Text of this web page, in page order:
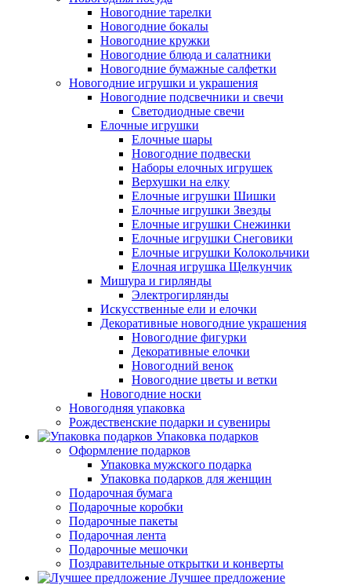
Новогодние тарелки
Новогодние бокалы
Новогодние кружки
Новогодние блюда и салатники
Новогодние бумажные салфетки
Новогодние игрушки и украшения
Новогодние подсвечники и свечи
Светодиодные свечи
Елочные игрушки
Елочные шары
Новогодние подвески
Наборы елочных игрушек
Верхушки на елку
Елочные игрушки Шишки
Елочные игрушки Звезды
Елочные игрушки Снежинки
Елочные игрушки Снеговики
Елочные игрушки Колокольчики
Елочная игрушка Щелкунчик
Мишура и гирлянды
Электрогирлянды
Искусственные ели и елочки
Декоративные новогодние украшения
Новогодние фигурки
Декоративные елочки
Новогодний венок
Новогодние цветы и ветки
Новогодние носки
Новогодняя упаковка
Рождественские подарки и сувениры
Упаковка подарков
Оформление подарков
Упаковка мужского подарка
Упаковка подарков для женщин
Подарочная бумага
Подарочные коробки
Подарочные пакеты
Подарочная лента
Подарочные мешочки
Поздравительные открытки и конверты
Лучшее предложение